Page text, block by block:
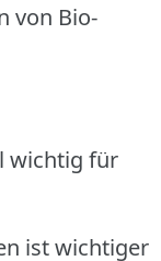
von Bio-
wichtig für
ist wichtiger